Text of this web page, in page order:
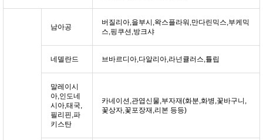
남아공
버질리아,을부시,왁스플라워,만다린믹스,부케믹
스,핑쿠션,방크샤
네델란드 브바르디아,다알리아,라넌큘러스,튤립
말레이시
아,인도네
시아,태국,
필리핀,파
키스탄
카네이션,관엽신물,부자재(화분,화병,꽃바구니,
꽃상자,꽃포장재,리본 등등)